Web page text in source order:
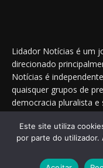
Lidador Notícias é um
direcionado
Notícias é
quaisquer grupos de
democracia pluralista e
Saiba onde
Este site utiliza
por parte do utilizador.